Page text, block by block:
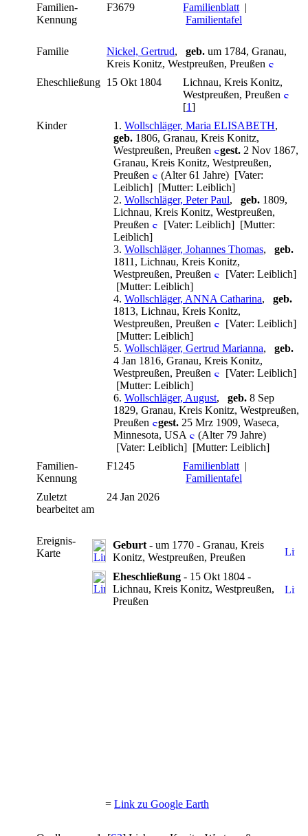
Familien-
Kennung
F3679 Familienblatt |
Familientafel
Familie Nickel, Gertrud, geb. um 1784, Granau,
Kreis Konitz, Westpreußen, Preußen
Eheschließung 15 Okt 1804
Lichnau, Kreis Konitz,
Westpreußen, Preußen
[1]
Kinder
1. Wollschläger, Maria ELISABETH,
geb. 1806, Granau, Kreis Konitz,
Westpreußen, Preußen
gest. 2 Nov 1867,
Granau, Kreis Konitz, Westpreußen,
Preußen
(Alter 61 Jahre) [Vater:
Leiblich] [Mutter: Leiblich]
2. Wollschläger, Peter Paul, geb. 1809,
Lichnau, Kreis Konitz, Westpreußen,
Preußen
[Vater: Leiblich] [Mutter:
Leiblich]
3. Wollschläger, Johannes Thomas, geb.
1811, Lichnau, Kreis Konitz,
Westpreußen, Preußen
[Vater: Leiblich]
[Mutter: Leiblich]
4. Wollschläger, ANNA Catharina, geb.
1813, Lichnau, Kreis Konitz,
Westpreußen, Preußen
[Vater: Leiblich]
[Mutter: Leiblich]
5. Wollschläger, Gertrud Marianna, geb.
4 Jan 1816, Granau, Kreis Konitz,
Westpreußen, Preußen
[Vater: Leiblich]
[Mutter: Leiblich]
6. Wollschläger, August, geb. 8 Sep
1829, Granau, Kreis Konitz, Westpreußen,
Preußen
gest. 25 Mrz 1909, Waseca,
Minnesota, USA
(Alter 79 Jahre)
[Vater: Leiblich] [Mutter: Leiblich]
Familien-
Kennung
F1245 Familienblatt |
Familientafel
Zuletzt
bearbeitet am
24 Jan 2026
Ereignis-
Karte
Geburt - um 1770 - Granau, Kreis
Konitz, Westpreußen, Preußen
Eheschließung - 15 Okt 1804 -
Lichnau, Kreis Konitz, Westpreußen,
Preußen
= Link zu Google Earth